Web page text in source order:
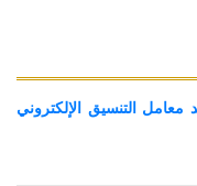
معامل التنسيق الإلكتروني